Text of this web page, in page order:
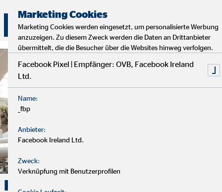
Überzeuge dich selbst von unserer Beratung!
Karriere. Erfolg. OVB.
Marketing Cookies
Marketing Cookies werden eingesetzt, um personalisierte Werbung
anzuzeigen. Zu diesem Zweck werden die Daten an Drittanbieter
übermittelt, die die Besucher über die Websites hinweg verfolgen.
Facebook Pixel | Empfänger: OVB, Facebook Ireland
Ltd.
Name:
_fbp
Anbieter:
Facebook Ireland Ltd.
Zweck:
Verknüpfung mit Benutzerprofilen